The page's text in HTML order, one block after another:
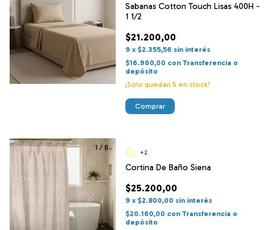
Sabanas Cotton Touch Lisas 400H -
1 1/2
$21.200,00
9 x $2.355,56 sin interés
$16.960,00 con Transferencia o
depósito
¡Solo quedan 5 en stock!
Comprar
1 / 8
Cortina De Baño Siena
$25.200,00
9 x $2.800,00 sin interés
$20.160,00 con Transferencia o
depósito
+2